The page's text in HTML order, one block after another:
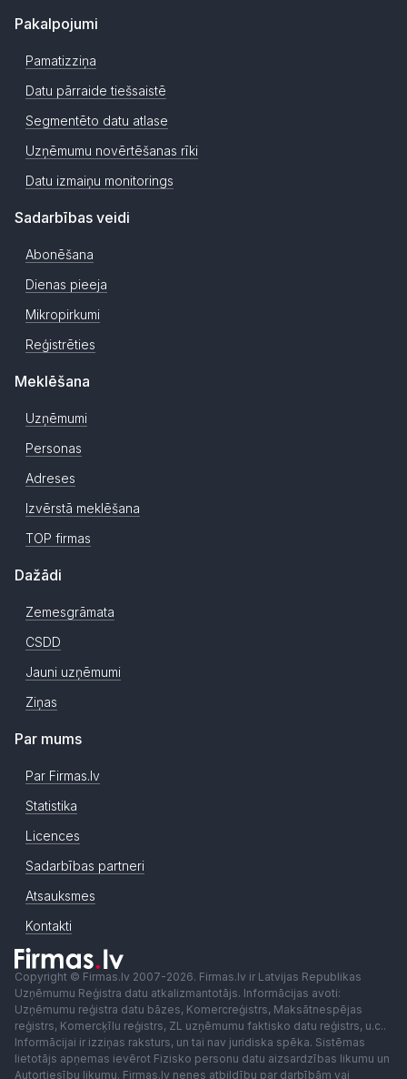
Pakalpojumi
Pamatizziņa
Datu pārraide tiešsaistē
Segmentēto datu atlase
Uzņēmumu novērtēšanas rīki
Datu izmaiņu monitorings
Sadarbības veidi
Abonēšana
Dienas pieeja
Mikropirkumi
Reģistrēties
Meklēšana
Uzņēmumi
Personas
Adreses
Izvērstā meklēšana
TOP firmas
Dažādi
Zemesgrāmata
CSDD
Jauni uzņēmumi
Ziņas
Par mums
Par Firmas.lv
Statistika
Licences
Sadarbības partneri
Atsauksmes
Kontakti
Copyright © Firmas.lv 2007-2026. Firmas.lv ir Latvijas Republikas
Uzņēmumu Reģistra datu atkalizmantotājs. Informācijas avoti:
Uzņēmumu reģistra datu bāzes, Komercreģistrs, Maksātnespējas
reģistrs, Komercķīlu reģistrs, ZL uzņēmumu faktisko datu reģistrs, u.c..
Informācijai ir izziņas raksturs, un tai nav juridiska spēka. Sistēmas
lietotājs apņemas ievērot Fizisko personu datu aizsardzības likumu un
Autortiesību likumu. Firmas.lv nenes atbildību par darbībām vai